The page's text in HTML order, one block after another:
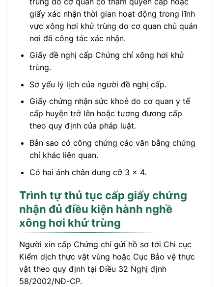
giấy xác nhận thời gian hoạt động trong lĩnh
vực xông hơi khử trùng do cơ quan chủ quản
nơi đã công tác xác nhận.
Giấy đề nghị cấp Chứng chỉ xông hơi khử
trùng.
Sơ yếu lý lịch của người đề nghị cấp.
Giấy chứng nhận sức khoẻ do cơ quan y tế
cấp huyện trở lên hoặc tương đương cấp
theo quy định của pháp luật.
Bản sao có công chứng các văn bằng chứng
chỉ khác liên quan.
Có hai ảnh chân dung cỡ 3 x 4.
Trình tự thủ tục cấp giấy chứng
nhận đủ điều kiện hành nghề
xông hơi khử trùng
Người xin cấp Chứng chỉ gửi hồ sơ tới Chi cục
Kiểm dịch thực vật vùng hoặc Cục Bảo vệ thực
vật theo quy định tại Điều 32 Nghị định
58/2002/NĐ-CP.